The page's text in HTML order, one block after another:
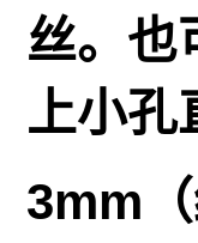
丝。也
上小孔
3mm